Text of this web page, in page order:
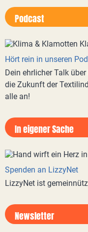
Podcast
Hört rein in unseren
Dein ehrlicher Talk
die Zukunft der
alle an!
In eigener Sache
Spenden an LizzyNet
LizzyNet ist
Newsletter